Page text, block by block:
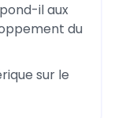
il aux
du
sur le